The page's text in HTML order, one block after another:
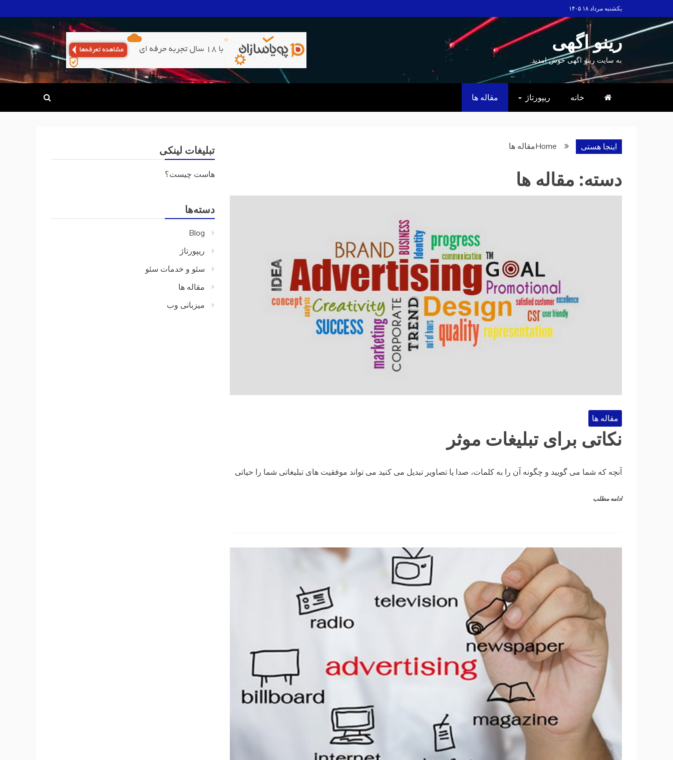
to
content
یکشنبه مرداد ۱۸ ۱۴۰۵
رینو اگهی
به سایت رینو اگهی خوش امدید.
خانه ریپورتاژ مقاله ها
اینجا هستی Homeمقاله ها
دسته: مقاله ها
مقاله ها
نکاتی برای تبلیغات موثر
آنچه که شما می گویید و چگونه آن را به کلمات، صدا یا تصاویر تبدیل می کنید می تواند موفقیت های تبلیغاتی شما را حیاتی
ادامه مطلب
تبلیغات لینکی
هاست چیست؟
دسته‌ها
Blog
ریپورتاژ
سئو و خدمات سئو
مقاله ها
میزبانی وب